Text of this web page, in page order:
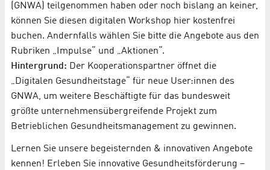
(GNWA) teilgenommen haben oder noch bislang an keiner,
können Sie diesen digitalen Workshop hier kostenfrei
buchen. Andernfalls wählen Sie bitte die Angebote aus den
Rubriken „Impulse“ und „Aktionen“.
Hintergrund: Der Kooperationspartner öffnet die
„Digitalen Gesundheitstage“ für neue User:innen des
GNWA, um weitere Beschäftigte für das bundesweit
größte unternehmensübergreifende Projekt zum
Betrieblichen Gesundheitsmanagement zu gewinnen.
Lernen Sie unsere begeisternden & innovativen Angebote
kennen! Erleben Sie innovative Gesundheitsförderung –